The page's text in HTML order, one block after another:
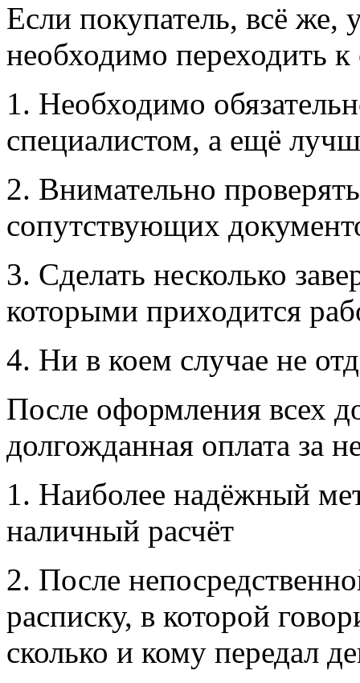
Если покупатель, всё же,
необходимо переходить
1. Необходимо
специалистом, а ещё
2. Внимательно
сопутствующих
3. Сделать несколько
которыми приходится
4. Ни в коем случае не
После оформления всех
долгожданная оплата за
1. Наиболее надёжный
наличный расчёт
2. После
расписку, в которой
сколько и кому передал